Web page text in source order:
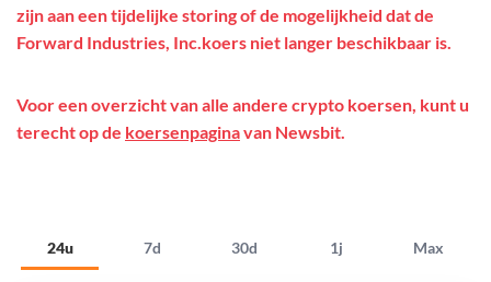
24u 7d 30d 1j Max
zijn aan een tijdelijke storing of de mogelijkheid dat de
Forward Industries, Inc.koers niet langer beschikbaar is.
Voor een overzicht van alle andere crypto koersen, kunt u
terecht op de koersenpaginavan Newsbit.